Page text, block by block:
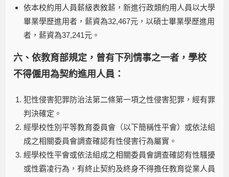
依本校約用人員薪級表敘薪，新進行政類約用人員以大學
畢業學歷進用者，薪資為32,467元，以碩士畢業學歷進用
者，薪資為37,241元。
六、依教育部規定，曾有下列情事之一者，學校
不得僱用為契約進用人員：
犯性侵害犯罪防治法第二條第一項之性侵害犯罪，經有罪
判決確定。
經學校性別平等教育委員會（以下簡稱性平會）或依法組
成之相關委員會調查確認有性侵害行為屬實。
經學校性平會或依法組成之相關委員會調查確認有性騷擾
或性霸凌行為，有終止契約及終身不得擔任教育從業人員